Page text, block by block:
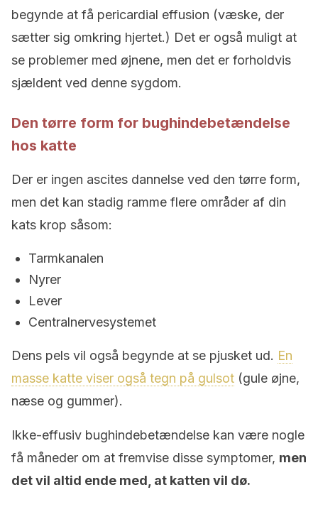
begynde at få pericardial effusion (væske, der
sætter sig omkring hjertet.) Det er også muligt at
se problemer med øjnene, men det er forholdvis
sjældent ved denne sygdom.
Den tørre form for bughindebetændelse
hos katte
Der er ingen ascites dannelse ved den tørre form,
men det kan stadig ramme flere områder af din
kats krop såsom:
Tarmkanalen
Nyrer
Lever
Centralnervesystemet
Dens pels vil også begynde at se pjusket ud. En
masse katte viser også tegn på gulsot (gule øjne,
næse og gummer).
Ikke-effusiv bughindebetændelse kan være nogle
få måneder om at fremvise disse symptomer, men
det vil altid ende med, at katten vil dø.